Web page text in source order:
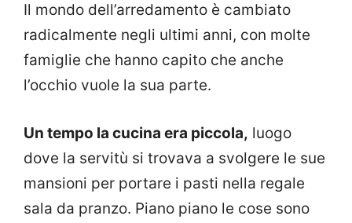
Il mondo dell’arredamento è cambiato
radicalmente negli ultimi anni, con molte
famiglie che hanno capito che anche
l’occhio vuole la sua parte.
Un tempo la cucina era piccola, luogo
dove la servitù si trovava a svolgere le sue
mansioni per portare i pasti nella regale
sala da pranzo. Piano piano le cose sono